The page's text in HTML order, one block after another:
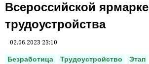
Всероссийской ярмарке
трудоустройства
02.06.2023 23:10
Безработица Трудоустройство Этап